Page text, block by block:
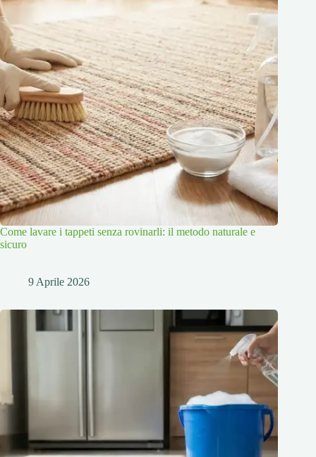
Come lavare i tappeti senza rovinarli: il metodo naturale e
sicuro
9 Aprile 2026